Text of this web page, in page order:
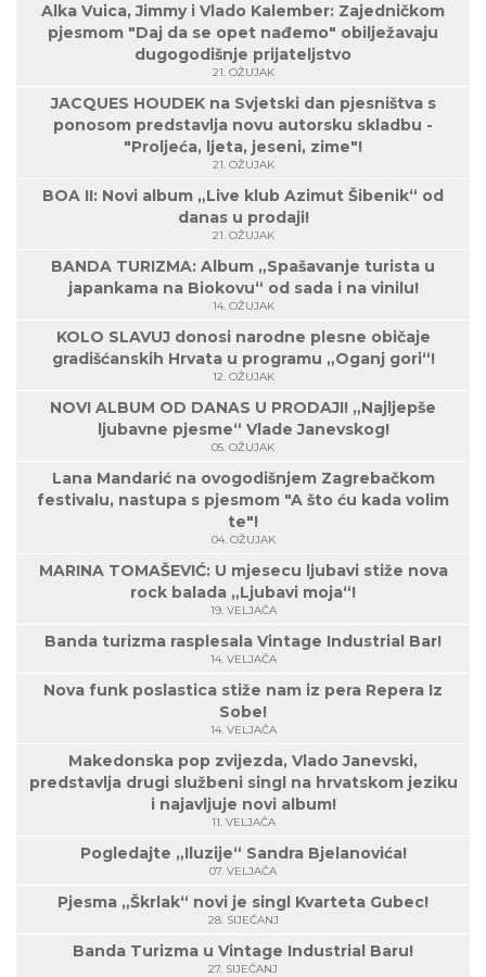
Alka Vuica, Jimmy i Vlado Kalember: Zajedničkom
pjesmom "Daj da se opet nađemo" obilježavaju
dugogodišnje prijateljstvo
21. OŽUJAK
JACQUES HOUDEK na Svjetski dan pjesništva s
ponosom predstavlja novu autorsku skladbu -
"Proljeća, ljeta, jeseni, zime"!
21. OŽUJAK
BOA II: Novi album „Live klub Azimut Šibenik“ od
danas u prodaji!
21. OŽUJAK
BANDA TURIZMA: Album „Spašavanje turista u
japankama na Biokovu“ od sada i na vinilu!
14. OŽUJAK
KOLO SLAVUJ donosi narodne plesne običaje
gradišćanskih Hrvata u programu „Oganj gori“!
12. OŽUJAK
NOVI ALBUM OD DANAS U PRODAJI! „Najljepše
ljubavne pjesme“ Vlade Janevskog!
05. OŽUJAK
Lana Mandarić na ovogodišnjem Zagrebačkom
festivalu, nastupa s pjesmom "A što ću kada volim
te"!
04. OŽUJAK
MARINA TOMAŠEVIĆ: U mjesecu ljubavi stiže nova
rock balada „Ljubavi moja“!
19. VELJAČA
Banda turizma rasplesala Vintage Industrial Bar!
14. VELJAČA
Nova funk poslastica stiže nam iz pera Repera Iz
Sobe!
14. VELJAČA
Makedonska pop zvijezda, Vlado Janevski,
predstavlja drugi službeni singl na hrvatskom jeziku
i najavljuje novi album!
11. VELJAČA
Pogledajte „Iluzije“ Sandra Bjelanovića!
07. VELJAČA
Pjesma „Škrlak“ novi je singl Kvarteta Gubec!
28. SIJEČANJ
Banda Turizma u Vintage Industrial Baru!
27. SIJEČANJ